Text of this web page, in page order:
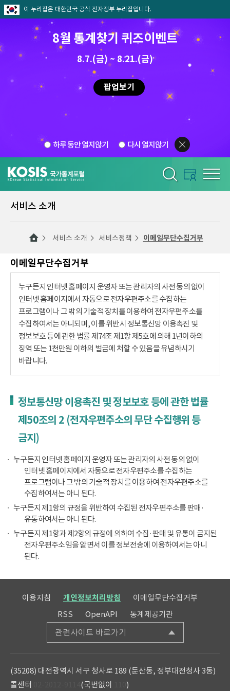
이 누리집은 대한민국 공식 전자정부 누리집입니다.
8월 통계찾기 퀴즈이벤트
8.7.(금) ~ 8.21.(금)
팝업보기
하루 동안 열지않기 다시 열지않기
서비스 소개
서비스 소개 서비스정책 이메일무단수집거부
이메일무단수집거부
누구든지 인터넷 홈페이지 운영자 또는 관리자의 사전 동의 없이
인터넷 홈페이지에서 자동으로 전자우편주소를 수집하는
프로그램이나 그 밖의 기술적 장치를 이용하여 전자우편주소를
수집하여서는 아니되며, 이를 위반시 정보통신망 이용촉진 및
정보보호 등에 관한 법률 제74조 제1항 제5호에 의해 1년이하의
징역 또는 1천만원 이하의 벌금에 처할 수 있음을 유념하시기
바랍니다.
정보통신망 이용촉진 및 정보보호 등에 관한 법률
제50조의 2 (전자우편주소의 무단 수집행위 등
금지)
누구든지 인터넷 홈페이지 운영자 또는 관리자의 사전 동의 없이
인터넷 홈페이지에서 자동으로 전자우편주소를 수집하는
프로그램이나 그 밖의 기술적 장치를 이용하여 전자우편주소를
수집하여서는 아니 된다.
누구든지 제1항의 규정을 위반하여 수집된 전자우편주소를 판매·
유통하여서는 아니 된다.
누구든지 제1항과 제2항의 규정에 의하여 수집·판매 및 유통이 금지된
전자우편주소임을 알면서 이를 정보전송에 이용하여서는 아니
된다.
이용지침 개인정보처리방침
이메일무단수집거부
RSS
OpenAPI 통계제공기관
관련사이트 바로가기
(35208) 대전광역시 서구 청사로 189 (둔산동, 정부대전청사 3동)
콜센터
(국번없이 )